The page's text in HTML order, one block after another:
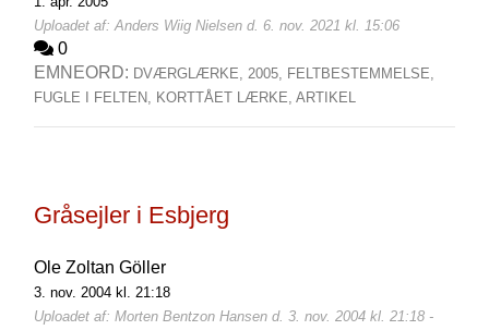
Uploadet af: Anders Wiig Nielsen d. 6. nov. 2021 kl. 15:06
0
EMNEORD: DVÆRGLÆRKE, 2005, FELTBESTEMMELSE,
FUGLE I FELTEN, KORTTÅET LÆRKE, ARTIKEL
Gråsejler i Esbjerg
Ole Zoltan Göller
3. nov. 2004 kl. 21:18
Uploadet af: Morten Bentzon Hansen d. 3. nov. 2004 kl. 21:18 -